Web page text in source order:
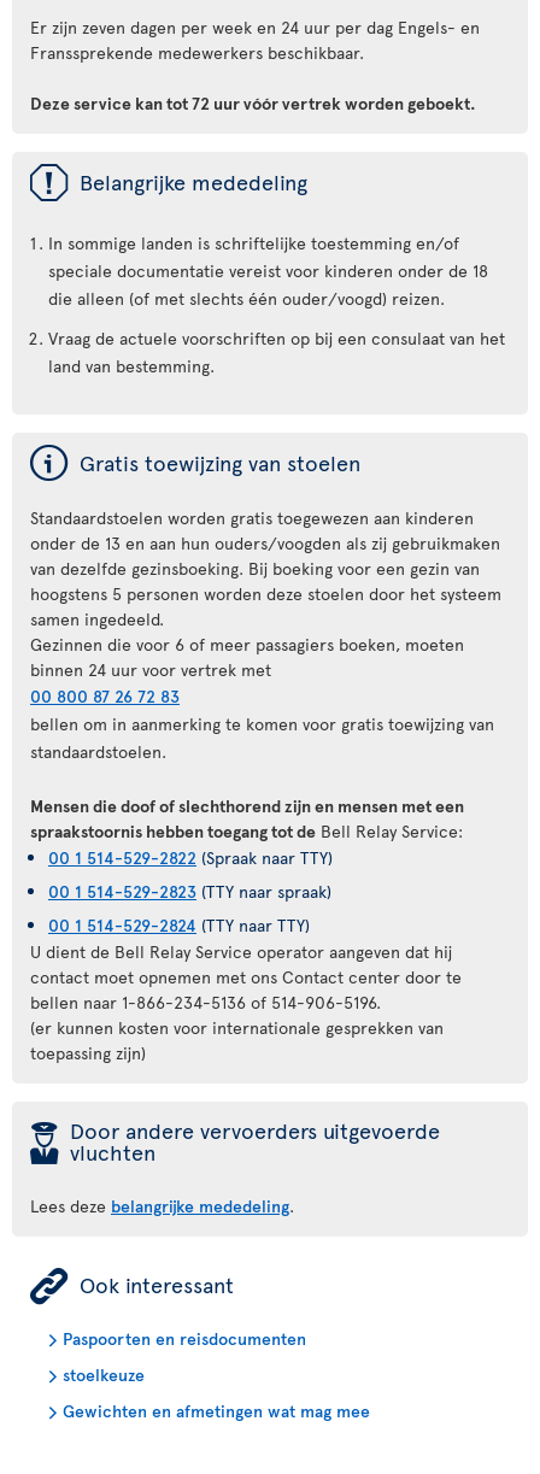
Er zijn zeven dagen per week en 24 uur per dag Engels- en
Franssprekende medewerkers beschikbaar.
Deze service kan tot 72 uur vóór vertrek worden geboekt.
ü Belangrijke mededeling
In sommige landen is schriftelijke toestemming en/of
speciale documentatie vereist voor kinderen onder de 18
die alleen (of met slechts één ouder/voogd) reizen.
Vraag de actuele voorschriften op bij een consulaat van het
land van bestemming.
ý Gratis toewijzing van stoelen
Standaardstoelen worden gratis toegewezen aan kinderen
onder de 13 en aan hun ouders/voogden als zij gebruikmaken
van dezelfde gezinsboeking. Bij boeking voor een gezin van
hoogstens 5 personen worden deze stoelen door het systeem
samen ingedeeld.
Gezinnen die voor 6 of meer passagiers boeken, moeten
binnen 24 uur voor vertrek met
00 800 87 26 72 83
bellen om in aanmerking te komen voor gratis toewijzing van
standaardstoelen.
Mensen die doof of slechthorend zijn en mensen met een
spraakstoornis hebben toegang tot de Bell Relay Service:
00 1 514-529-2822 (Spraak naar TTY)
00 1 514-529-2823 (TTY naar spraak)
00 1 514-529-2824 (TTY naar TTY)
U dient de Bell Relay Service operator aangeven dat hij
contact moet opnemen met ons Contact center door te
bellen naar 1-866-234-5136 of 514-906-5196.
(er kunnen kosten voor internationale gesprekken van
toepassing zijn)
þ Door andere vervoerders uitgevoerde
vluchten
Lees deze belangrijke mededeling.
ÿ Ook interessant
Paspoorten en reisdocumenten
stoelkeuze
Gewichten en afmetingen wat mag mee